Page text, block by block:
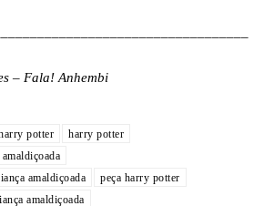
– Fala! Anhembi
potter
harry potter
amaldiçoada
peça harry potter
amaldiçoada